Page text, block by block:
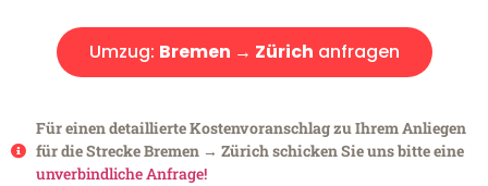
Umzug: Bremen → Zürich anfragen
Für einen detaillierte Kostenvoranschlag zu Ihrem Anliegen
für die Strecke Bremen → Zürich schicken Sie uns bitte eine
unverbindliche Anfrage!